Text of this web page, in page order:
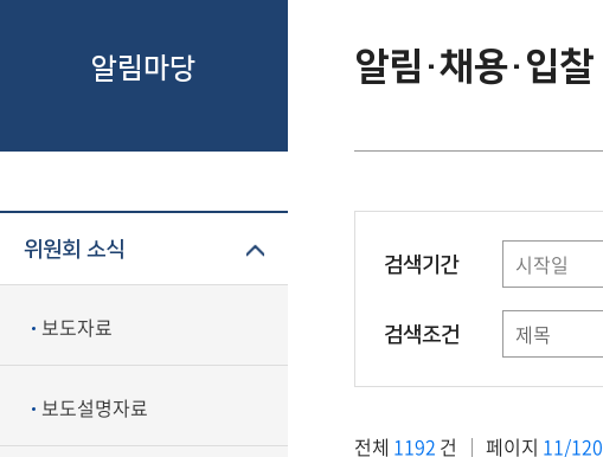
알림마당
위원회 소식
보도자료
보도설명자료
알림·채용·입찰
검색기간
검색조건
전체 1192 건 페이지 11/120